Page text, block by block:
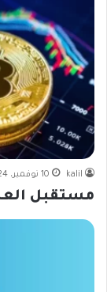
kalil 10 نوفمبر، 2024
مستقبل